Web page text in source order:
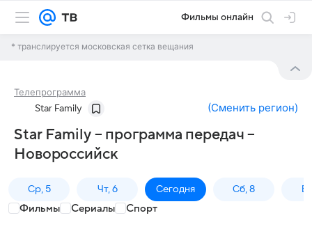
Фильмы онлайн
* транслируется московская сетка вещания
Телепрограмма
Star Family (Сменить регион)
Star Family – программа передач –
Новороссийск
Ср, 5 Чт, 6 Сегодня Сб, 8
Фильмы Сериалы Спорт